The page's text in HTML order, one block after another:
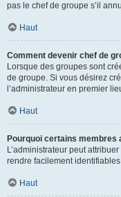
pas le chef de groupe s’il
Haut
Comment devenir chef de
Lorsque des groupes sont
de groupe. Si vous désirez
l’administrateur en premier
Haut
Pourquoi certains membres
L’administrateur peut
rendre facilement
Haut